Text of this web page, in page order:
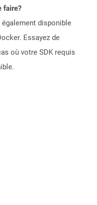
faire?
disponible
Essayez de
où votre SDK requis